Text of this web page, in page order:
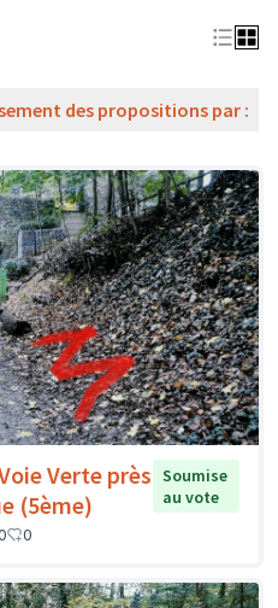
des propositions par :
Verte près
(5ème)
Soumise
au vote
0